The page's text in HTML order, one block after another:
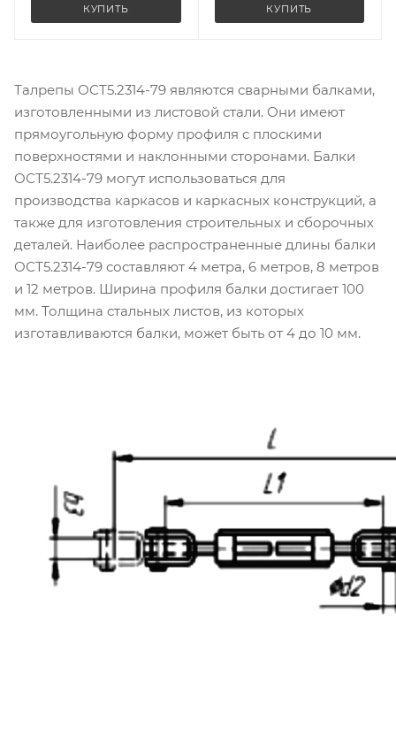
КУПИТЬ КУПИТЬ
Талрепы ОСТ5.2314-79 являются сварными балками,
изготовленными из листовой стали. Они имеют
прямоугольную форму профиля с плоскими
поверхностями и наклонными сторонами. Балки
ОСТ5.2314-79 могут использоваться для
производства каркасов и каркасных конструкций, а
также для изготовления строительных и сборочных
деталей. Наиболее распространенные длины балки
ОСТ5.2314-79 составляют 4 метра, 6 метров, 8 метров
и 12 метров. Ширина профиля балки достигает 100
мм. Толщина стальных листов, из которых
изготавливаются балки, может быть от 4 до 10 мм.